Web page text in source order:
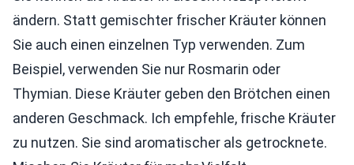
ändern. Statt gemischter frischer Kräuter können
Sie auch einen einzelnen Typ verwenden. Zum
Beispiel, verwenden Sie nur Rosmarin oder
Thymian. Diese Kräuter geben den Brötchen einen
anderen Geschmack. Ich empfehle, frische Kräuter
zu nutzen. Sie sind aromatischer als getrocknete.